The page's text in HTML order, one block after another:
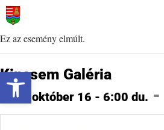
Eszköztár megnyitása
Kihagyás
Ez az esemény elmúlt.
Kincsem Galéria
2021 október 16 - 6:00 du. -